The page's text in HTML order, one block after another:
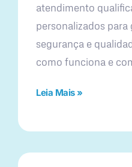
atendimento
personalizados para
segurança e
como funciona e
Leia Mais »